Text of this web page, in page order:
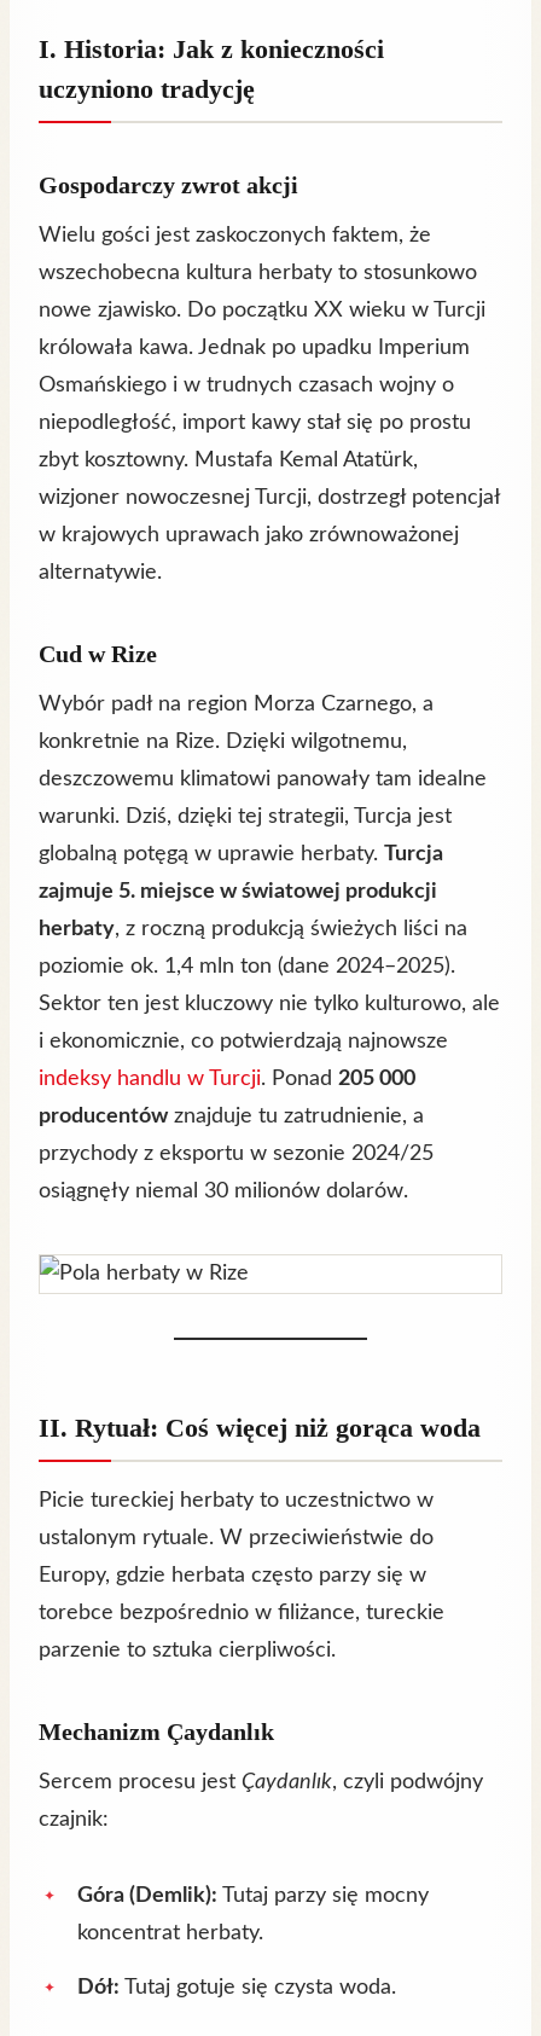
I. Historia: Jak z konieczności
uczyniono tradycję
Gospodarczy zwrot akcji
Wielu gości jest zaskoczonych faktem, że
wszechobecna kultura herbaty to stosunkowo
nowe zjawisko. Do początku XX wieku w Turcji
królowała kawa. Jednak po upadku Imperium
Osmańskiego i w trudnych czasach wojny o
niepodległość, import kawy stał się po prostu
zbyt kosztowny. Mustafa Kemal Atatürk,
wizjoner nowoczesnej Turcji, dostrzegł potencjał
w krajowych uprawach jako zrównoważonej
alternatywie.
Cud w Rize
Wybór padł na region Morza Czarnego, a
konkretnie na Rize. Dzięki wilgotnemu,
deszczowemu klimatowi panowały tam idealne
warunki. Dziś, dzięki tej strategii, Turcja jest
globalną potęgą w uprawie herbaty. Turcja
zajmuje 5. miejsce w światowej produkcji
herbaty, z roczną produkcją świeżych liści na
poziomie ok. 1,4 mln ton (dane 2024–2025).
Sektor ten jest kluczowy nie tylko kulturowo, ale
i ekonomicznie, co potwierdzają najnowsze
indeksy handlu w Turcji. Ponad 205 000
producentówznajduje tu zatrudnienie, a
przychody z eksportu w sezonie 2024/25
osiągnęły niemal 30 milionów dolarów.
II. Rytuał: Coś więcej niż gorąca woda
Picie tureckiej herbaty to uczestnictwo w
ustalonym rytuale. W przeciwieństwie do
Europy, gdzie herbata często parzy się w
torebce bezpośrednio w filiżance, tureckie
parzenie to sztuka cierpliwości.
Mechanizm Çaydanlık
Sercem procesu jest Çaydanlık, czyli podwójny
czajnik:
Góra (Demlik): Tutaj parzy się mocny
koncentrat herbaty.
Dół: Tutaj gotuje się czysta woda.